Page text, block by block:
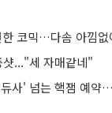
코믹…다솜 아낌없
..."세 자매같네"
사' 넘는 핵잼 예약